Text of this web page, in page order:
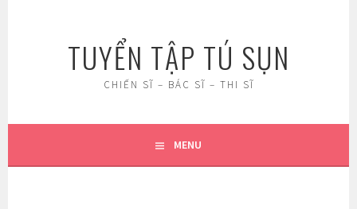
TUYỂN TẬP TÚ SỤN
CHIẾN SĨ – BÁC SĨ – THI SĨ
MENU